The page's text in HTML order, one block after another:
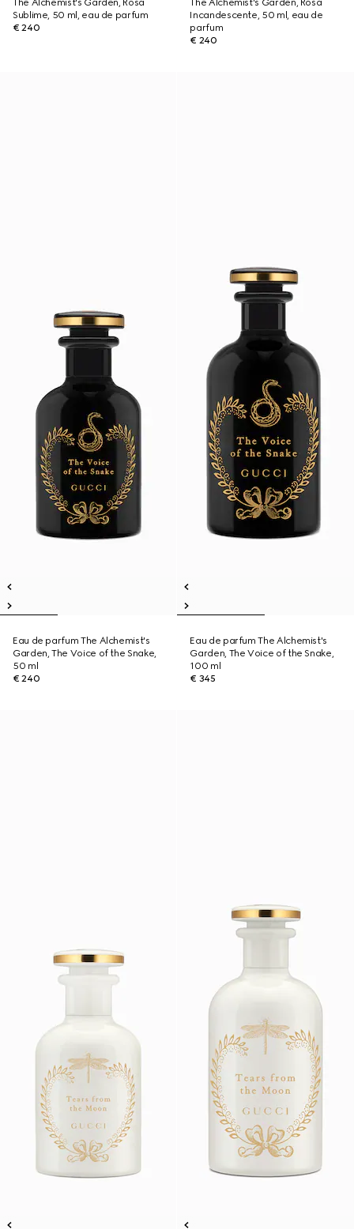
The Alchemist's Garden, Rosa
Sublime, 50 ml, eau de parfum
€ 240
The Alchemist's Garden, Rosa
Incandescente, 50 ml, eau de
parfum
€ 240
Eau de parfum The Alchemist's
Garden, The Voice of the Snake,
50 ml
€ 240
Eau de parfum The Alchemist's
Garden, The Voice of the Snake,
100 ml
€ 345